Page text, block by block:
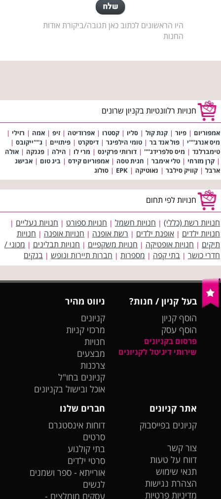
היו הראשונים לכתוב כאן תגובה/ביקורת אודות
החנות
חנויות רלוונטיות בקניון שרונים
אמפוריום | פיור | קנת קול | סליו | קסטרו | אפרודיטה | זיפ | אמה | רזילי |
מיס אנרג''''י | פול אנד בר | טומי הילפיגר | דיסקרט | פיתויים | ג''''ייקובס |
טימברלנד | מיס סלפרידג'''' | דורותי פרקינס | מרי לו | הילה | פגנקה | אולה
| קרן מזרחי | טלי אימבר | חגית טסה | אמפוריום קידס | ביג טום | אבישג
ארבל | קוויק סילבר | נאוטיקה |
EPK
| סולוג
חנויות לפי תחום
חנויות רשת (כללי) | חנויות חשמל | חנויות ספורט | חנויות נעליים |
חנויות ילדים | אופנת ילדים | רשת אופנה | חנויות אופנה | חנויות
תיקים | חנויות אופטיקה | חנויות משקפיים | חנויות תבלינים | מכוני /
חדרי כושר | בתי קפה | מספרות | חברות תיירות ונופש | בנקים
בעל קניון / חנות?
הוסף קניון
הוסף עסק
פרסום בקניונים
שירותי דיגיטל לקניונים
ניווט מהיר
קניונים
מרכזי קניות
חנויות
מבצעים
צרכנות
קניונים בחו"ל
אוכל ובישול בקניונים
אתר קניונים
קניונים בפייסבוק
צור קשר
דווח על טעות
תנאי שימוש
הצהרת נגישות
מדיניות פרטיות
חברים שלנו
דוחות אינסטגרם
סרטים
בתי קולנוע
סרטי ילדים
אורייתא - ספר ושמנים
לנשים
עסקים מומלצים -